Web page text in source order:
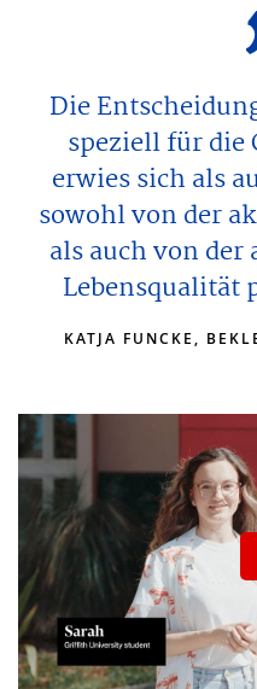
Die
speziell für
erwies sich als
sowohl von der
als auch von
Lebensqualität
KATJA FUNCKE,
Wir möchten
hinweisen,
Aktivierung
jeweiligen